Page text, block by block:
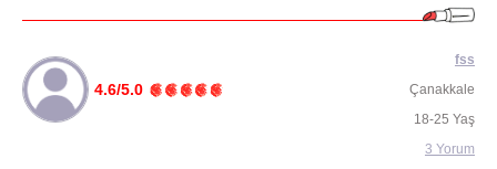
4.6/5.0
fss
Çanakkale
18-25 Yaş
3 Yorum